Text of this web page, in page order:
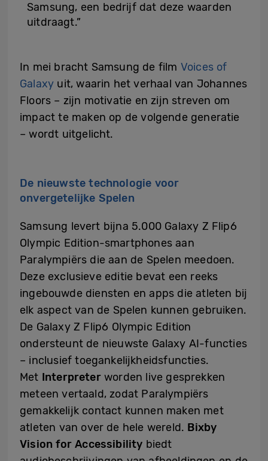
Samsung, een bedrijf dat deze waarden
uitdraagt.”
In mei bracht Samsung de film Voices of
Galaxy uit, waarin het verhaal van Johannes
Floors – zijn motivatie en zijn streven om
impact te maken op de volgende generatie
– wordt uitgelicht.
De nieuwste technologie voor
onvergetelijke Spelen
Samsung levert bijna 5.000 Galaxy Z Flip6
Olympic Edition-smartphones aan
Paralympiërs die aan de Spelen meedoen.
Deze exclusieve editie bevat een reeks
ingebouwde diensten en apps die atleten bij
elk aspect van de Spelen kunnen gebruiken.
De Galaxy Z Flip6 Olympic Edition
ondersteunt de nieuwste Galaxy AI-functies
– inclusief toegankelijkheidsfuncties.
Met Interpreterworden live gesprekken
meteen vertaald, zodat Paralympiërs
gemakkelijk contact kunnen maken met
atleten van over de hele wereld. Bixby
Vision for Accessibility biedt